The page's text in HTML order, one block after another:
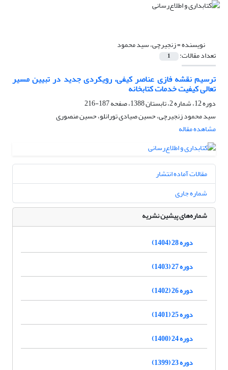
نویسنده =زنجیرچی، سید محمود
تعداد مقالات: 1
ترسیم نقشه فازی عناصر کیفی، رویکردی جدید در تبیین مسیر
تعالی کیفیت‌ خدمات ‌کتابخانه
دوره 12، شماره 2، تابستان 1388، صفحه
187-216
سید محمود زنجیرچی، حسین صیادی تورانلو، حسین منصوری
مشاهده مقاله
مقالات آماده انتشار
شماره جاری
شماره‌های پیشین نشریه
دوره 28 (1404)
دوره 27 (1403)
دوره 26 (1402)
دوره 25 (1401)
دوره 24 (1400)
دوره 23 (1399)